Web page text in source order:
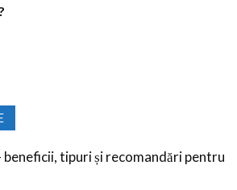
tipuri și recomandări pentru